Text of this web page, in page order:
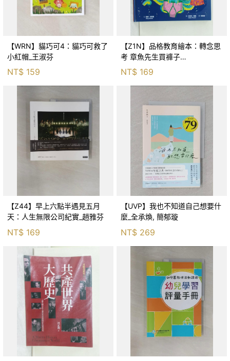
【WRN】貓巧可4：貓巧可救了
小紅帽_王淑芬
NT$ 159
【Z1N】品格教育繪本：轉念思
考 章魚先生買褲子
(Octopants)_蘇西‧西尼爾, 黃筱
NT$ 169
【Z44】早上六點半遇見五月
天：人生無限公司紀實_趙雅芬
NT$ 169
【UVP】我也不知道自己想要什
麼_全承煥, 簡郁璇
NT$ 269